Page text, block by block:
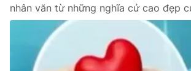
THỜI BÁO VTV
nhân văn từ những nghĩa cử cao đẹp